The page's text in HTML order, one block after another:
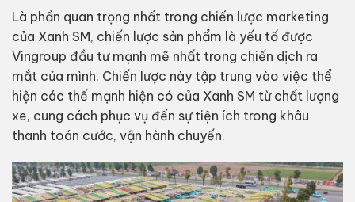
Là phần quan trọng nhất trong chiến lược marketing
của Xanh SM, chiến lược sản phẩm là yếu tố được
Vingroup đầu tư mạnh mẽ nhất trong chiến dịch ra
mắt của mình. Chiến lược này tập trung vào việc thể
hiện các thế mạnh hiện có của Xanh SM từ chất lượng
xe, cung cách phục vụ đến sự tiện ích trong khâu
thanh toán cước, vận hành chuyến.